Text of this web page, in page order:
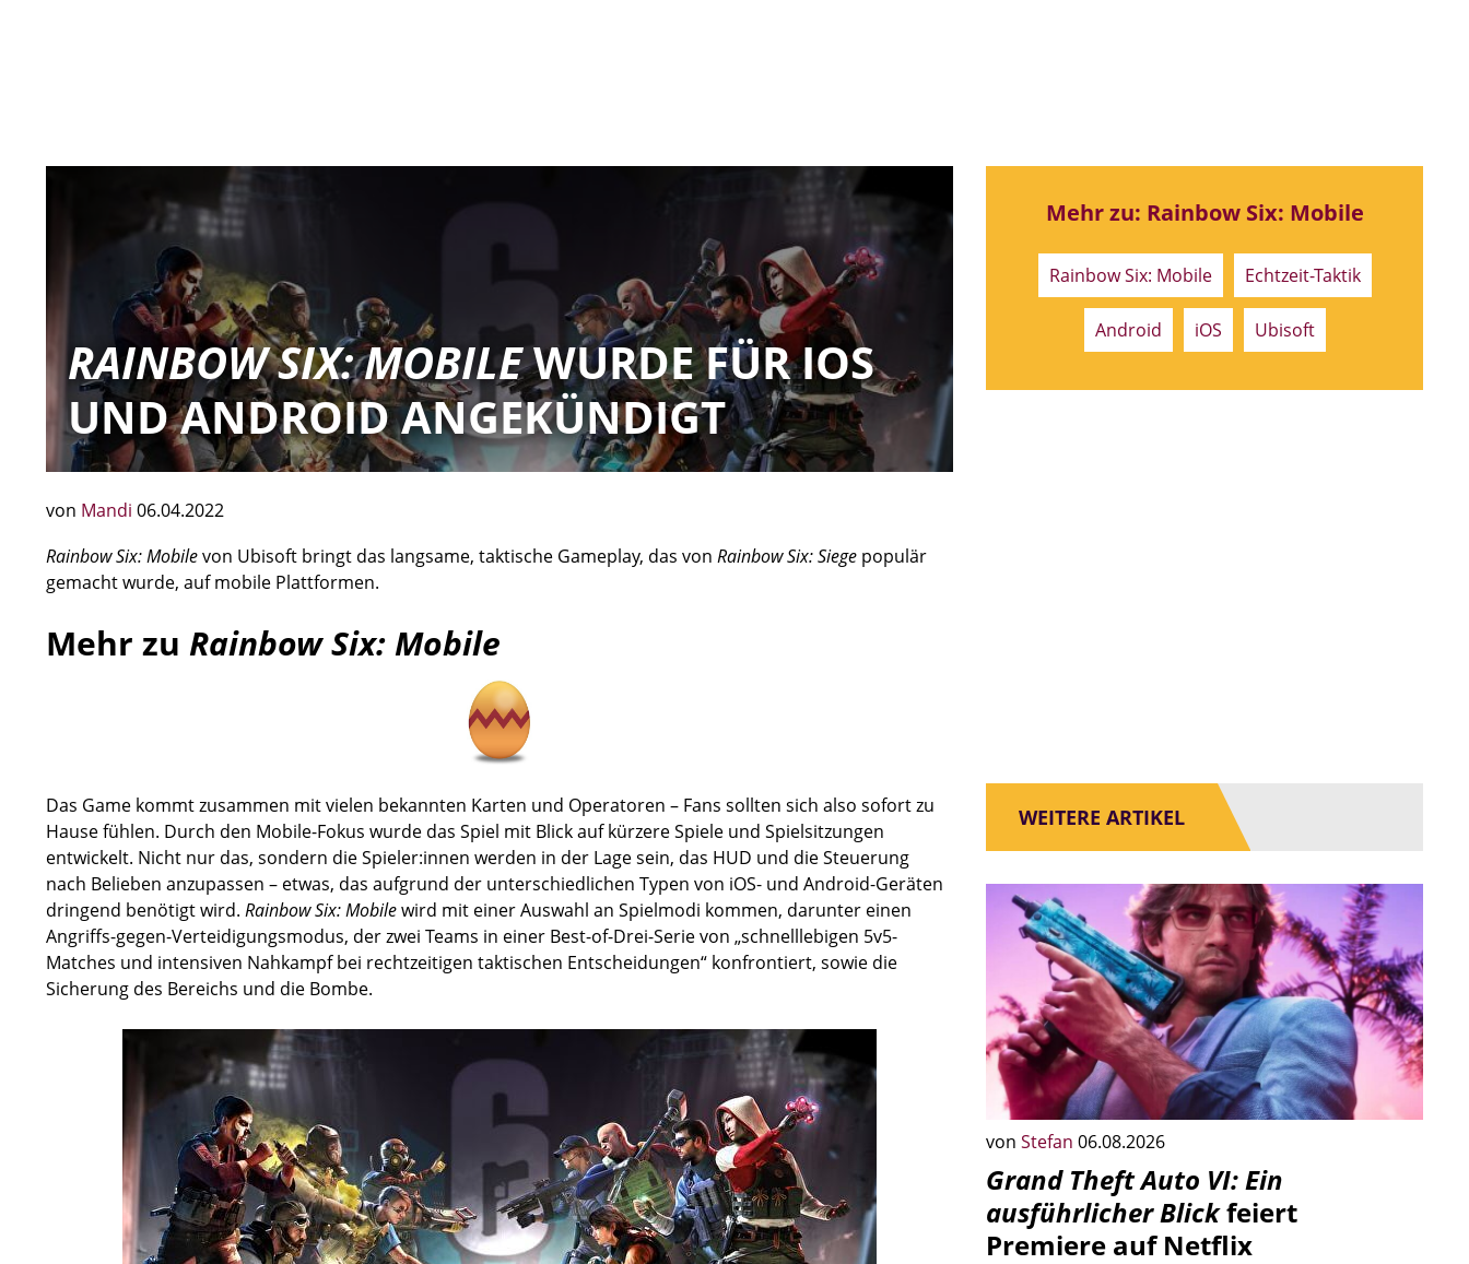
RAINBOW SIX: MOBILEWURDE FÜR IOS
UND ANDROID ANGEKÜNDIGT
von Mandi 06.04.2022
Rainbow Six: Mobilevon Ubisoft bringt das langsame, taktische Gameplay, das von Rainbow Six: Siege populär
gemacht wurde, auf mobile Plattformen.
Mehr zu Rainbow Six: Mobile
Das Game kommt zusammen mit vielen bekannten Karten und Operatoren – Fans sollten sich also sofort zu
Hause fühlen. Durch den Mobile-Fokus wurde das Spiel mit Blick auf kürzere Spiele und Spielsitzungen
entwickelt. Nicht nur das, sondern die Spieler:innen werden in der Lage sein, das HUD und die Steuerung
nach Belieben anzupassen – etwas, das aufgrund der unterschiedlichen Typen von iOS- und Android-Geräten
dringend benötigt wird. Rainbow Six: Mobilewird mit einer Auswahl an Spielmodi kommen, darunter einen
Angriffs-gegen-Verteidigungsmodus, der zwei Teams in einer Best-of-Drei-Serie von „schnelllebigen 5v5-
Matches und intensiven Nahkampf bei rechtzeitigen taktischen Entscheidungen“ konfrontiert, sowie die
Sicherung des Bereichs und die Bombe.
Mehr zu: Rainbow Six: Mobile
Rainbow Six: Mobile Echtzeit-Taktik
Android iOS Ubisoft
WEITERE ARTIKEL
von Stefan 06.08.2026
Grand Theft Auto VI: Ein
ausführlicher Blickfeiert
Premiere auf Netflix